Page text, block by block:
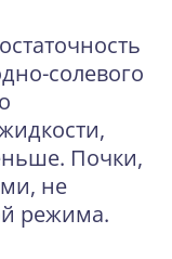
солевого
Почки,
не
режима.